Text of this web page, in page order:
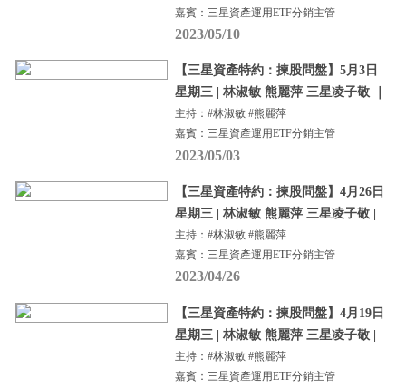
嘉賓：三星資產運用ETF分銷主管
2023/05/10
【三星資產特約：揀股問盤】5月3日
星期三 | 林淑敏 熊麗萍 三星凌子敬 ｜
主持：#林淑敏 #熊麗萍
嘉賓：三星資產運用ETF分銷主管
2023/05/03
【三星資產特約：揀股問盤】4月26日
星期三 | 林淑敏 熊麗萍 三星凌子敬 |
主持：#林淑敏 #熊麗萍
嘉賓：三星資產運用ETF分銷主管
2023/04/26
【三星資產特約：揀股問盤】4月19日
星期三 | 林淑敏 熊麗萍 三星凌子敬 |
主持：#林淑敏 #熊麗萍
嘉賓：三星資產運用ETF分銷主管